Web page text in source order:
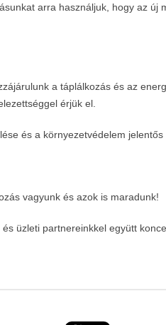
arra használjuk, hogy az új
a táplálkozás és az
érjük el.
és a környezetvédelem jelentős
vagyunk és azok is maradunk!
üzleti partnereinkkel együtt